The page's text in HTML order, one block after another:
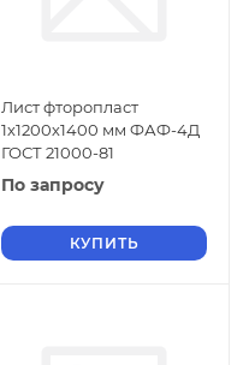
Лист фторопласт
1х1200х1400 мм ФАФ-4Д
ГОСТ 21000-81
По запросу
КУПИТЬ